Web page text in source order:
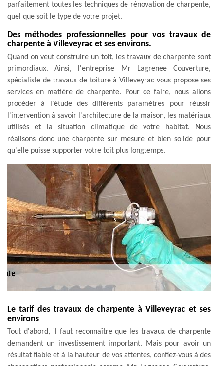
parfaitement toutes les techniques de rénovation de charpente,
quel que soit le type de votre projet.
Des méthodes professionnelles pour vos travaux de
charpente à Villeveyrac et ses environs.
Quand on veut construire un toit, les travaux de charpente sont
primordiaux. Ainsi, l'entreprise Mr Lagrenee Couverture,
spécialiste de travaux de toiture à Villeveyrac vous propose ses
services en matière de charpente. Pour ce faire, nous allons
procéder à l'étude des différents paramètres pour réussir
l'intervention à savoir l'architecture de la maison, les matériaux
utilisés et la situation climatique de votre habitat. Nous
réalisons donc une charpente sur mesure et bien solide pour
qu'elle puisse supporter votre toit plus longtemps.
Le tarif des travaux de charpente à Villeveyrac et ses
environs
Tout d'abord, il faut reconnaître que les travaux de charpente
demandent un investissement important. Mais pour avoir un
résultat fiable et à la hauteur de vos attentes, confiez-vous à des